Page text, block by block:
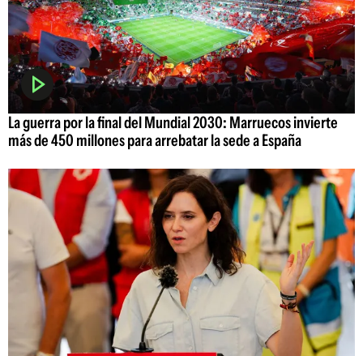
La guerra por la final del Mundial 2030: Marruecos invierte
más de 450 millones para arrebatar la sede a España